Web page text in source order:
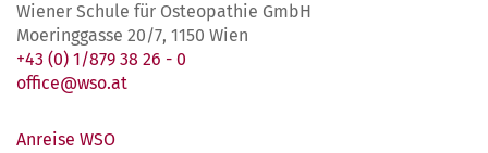
Wiener Schule für Osteopathie GmbH
Moeringgasse 20/7, 1150 Wien
+43 (0) 1/879 38 26 - 0
office@wso.at
Anreise WSO